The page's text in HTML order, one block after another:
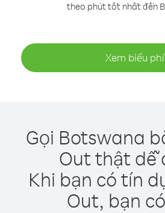
theo phút tốt nhất đến
Xem biểu phí
Gọi Botswana
Out thật dễ
Khi bạn có tín
Out, bạn